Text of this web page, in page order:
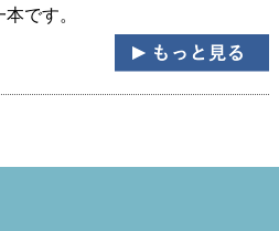
です。